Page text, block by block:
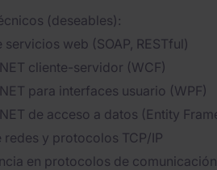
(deseables):
web (SOAP, RESTful)
cliente-servidor (WCF)
para interfaces usuario (WPF)
de acceso a datos (Entity
y protocolos TCP/IP
en protocolos de